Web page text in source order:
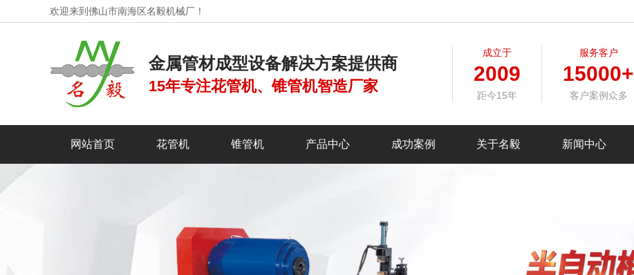
欢迎来到佛山市南海区名毅机械厂！
金属管材成型设备解决方案提供商
15年专注花管机、锥管机智造厂家
成立于
2009
距今15年
服务客户
15000+
客户案例众多
网站首页 花管机 锥管机 产品中心 成功案例 关于名毅 新闻中心